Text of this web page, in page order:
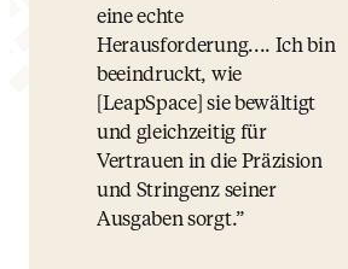
eine echte
Herausforderung.... Ich bin
beeindruckt, wie
[LeapSpace] sie bewältigt
und gleichzeitig für
Vertrauen in die Präzision
und Stringenz seiner
Ausgaben sorgt.